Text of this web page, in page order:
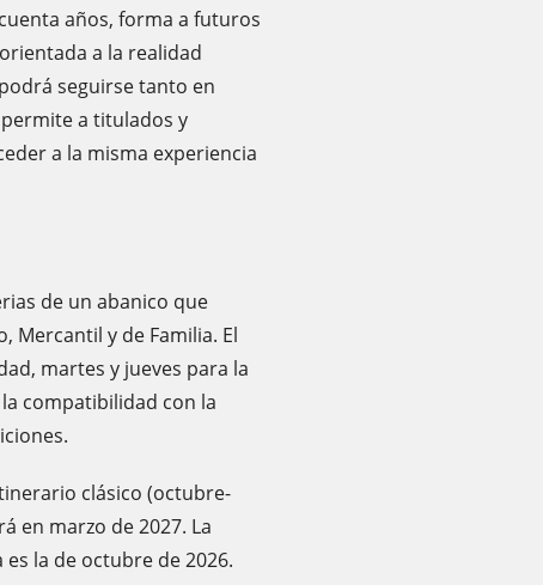
años, forma a futuros
a la realidad
seguirse tanto en
a titulados y
a la misma experiencia
de un abanico que
Mercantil y de Familia. El
martes y jueves para la
compatibilidad con la
clásico (octubre-
en marzo de 2027. La
la de octubre de 2026.